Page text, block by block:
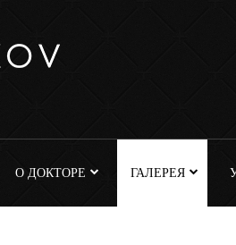
О ДОКТОРЕ ГАЛЕРЕЯ